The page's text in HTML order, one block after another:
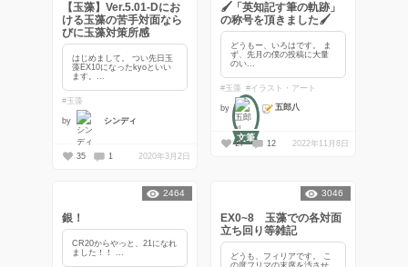
【玉藻】Ver.5.01-Dにお
ける玉藻の苦手対面なら
びに玉藻対策所感
はじめまして。 つい先日玉
藻EX10になったkyoといい
ます。...
#玉藻
by シンディ
35 1 2020年3月2日
🖌「英知記す筆の軌跡」
の称号を頂きました🖌
どうもー、いろはです。 ま
ず、先月の僕の投稿に大量
のい...
#玉藻 #イラスト・アート
by
文筆
五郎八
27 12 2022年11月8日
銀！
CR20からやっと、21になれ
ました！！ ...
2464
EX0~8 玉藻での各対面
立ち回り等雑記
どうも、フィリアです。 こ
3046